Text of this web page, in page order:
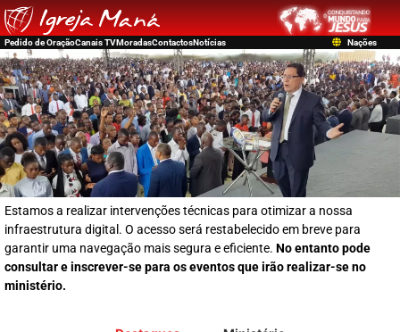
Pedido de OraçãoCanais TVMoradasContactosNotícias Nações
Estamos a realizar intervenções técnicas para otimizar a nossa
infraestrutura digital. O acesso será restabelecido em breve para
garantir uma navegação mais segura e eficiente. No entanto pode
consultar e inscrever-se para os eventos que irão realizar-se no
ministério.